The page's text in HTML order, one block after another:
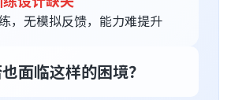
，无模拟反馈，能力难提升
面临这样的困境？